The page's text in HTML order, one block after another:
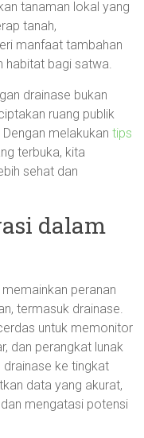
tanaman lokal yang
tanah,
manfaat tambahan
habitat bagi satwa.
drainase bukan
ruang publik
Dengan melakukantips
terbuka, kita
sehat dan
dalam
peranan
termasuk drainase.
untuk memonitor
dan perangkat lunak
ke tingkat
data yang akurat,
mengatasi potensi